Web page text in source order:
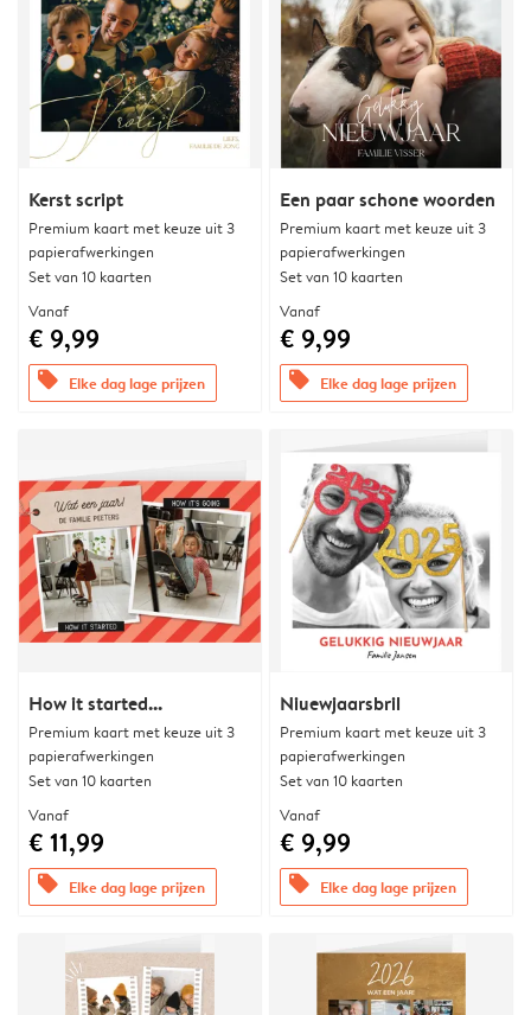
Kerst script
Premium kaart met keuze uit 3
papierafwerkingen
Set van 10 kaarten
Vanaf
€ 9,99
offers Elke dag lage prijzen
Een paar schone woorden
Premium kaart met keuze uit 3
papierafwerkingen
Set van 10 kaarten
Vanaf
€ 9,99
offers Elke dag lage prijzen
How it started...
Premium kaart met keuze uit 3
papierafwerkingen
Set van 10 kaarten
Vanaf
€ 11,99
offers Elke dag lage prijzen
Niuewjaarsbril
Premium kaart met keuze uit 3
papierafwerkingen
Set van 10 kaarten
Vanaf
€ 9,99
offers Elke dag lage prijzen